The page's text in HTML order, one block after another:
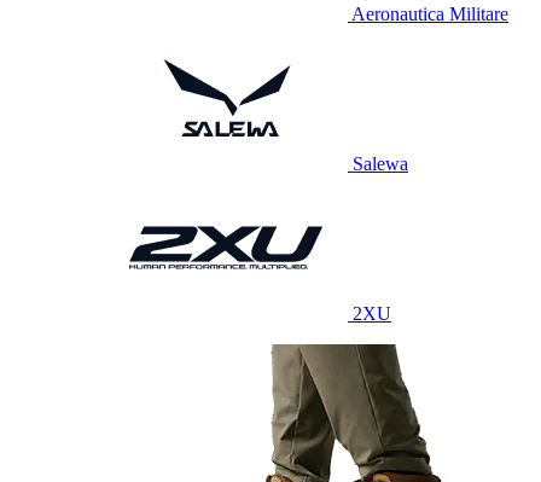
Aeronautica Militare
Salewa
2XU